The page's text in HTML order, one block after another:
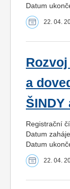
Datum
22. 04.
a
ŠINDY
Registrační
Datum
Datum
22. 04.